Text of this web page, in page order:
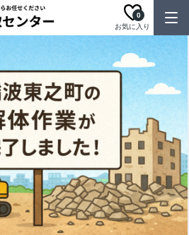
お気に入り
0